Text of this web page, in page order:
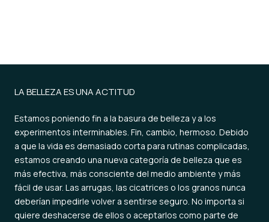
LA BELLEZA ES UNA ACTITUD
Estamos poniendo fin a la basura de belleza y a los
experimentos interminables. Fin, cambio, hermoso. Debido
a que la vida es demasiado corta para rutinas complicadas,
estamos creando una nueva categoría de belleza que es
más efectiva, más consciente del medio ambiente y más
fácil de usar. Las arrugas, las cicatrices o los granos nunca
deberían impedirle volver a sentirse seguro. No importa si
quiere deshacerse de ellos o aceptarlos como parte de